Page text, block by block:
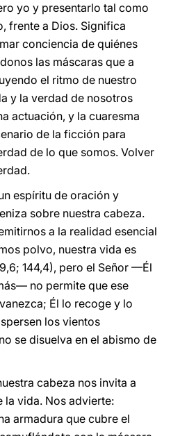
yo y presentarlo tal como
frente a Dios. Significa
conciencia de quiénes
las máscaras que a
el ritmo de nuestro
y la verdad de nosotros
actuación, y la cuaresma
de la ficción para
de lo que somos. Volver
espíritu de oración y
sobre nuestra cabeza.
a la realidad esencial
polvo, nuestra vida es
144,4), pero el Señor —Él
no permite que ese
Él lo recoge y lo
los vientos
se disuelva en el abismo de
cabeza nos invita a
la vida. Nos advierte:
armadura que cubre el